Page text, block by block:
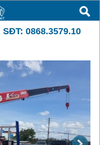
0868.3579.10